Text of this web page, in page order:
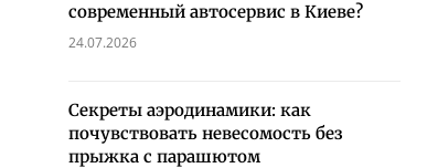
современный автосервис в Киеве?
24.07.2026
Секреты аэродинамики: как
почувствовать невесомость без
прыжка с парашютом